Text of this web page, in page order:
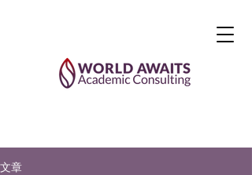
文章